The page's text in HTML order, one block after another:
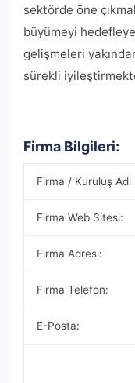
sektörde öne
büyümeyi
gelişmeleri
sürekli
Firma Bilgileri:
Firma / Kuruluş Adı
Firma Web Sitesi:
Firma Adresi:
Firma Telefon:
E-Posta: